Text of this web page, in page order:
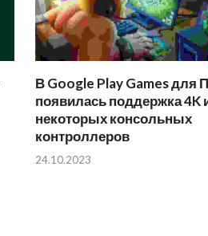
В Google Play Games для
появилась поддержка 4K
некоторых консольных
контроллеров
24.10.2023